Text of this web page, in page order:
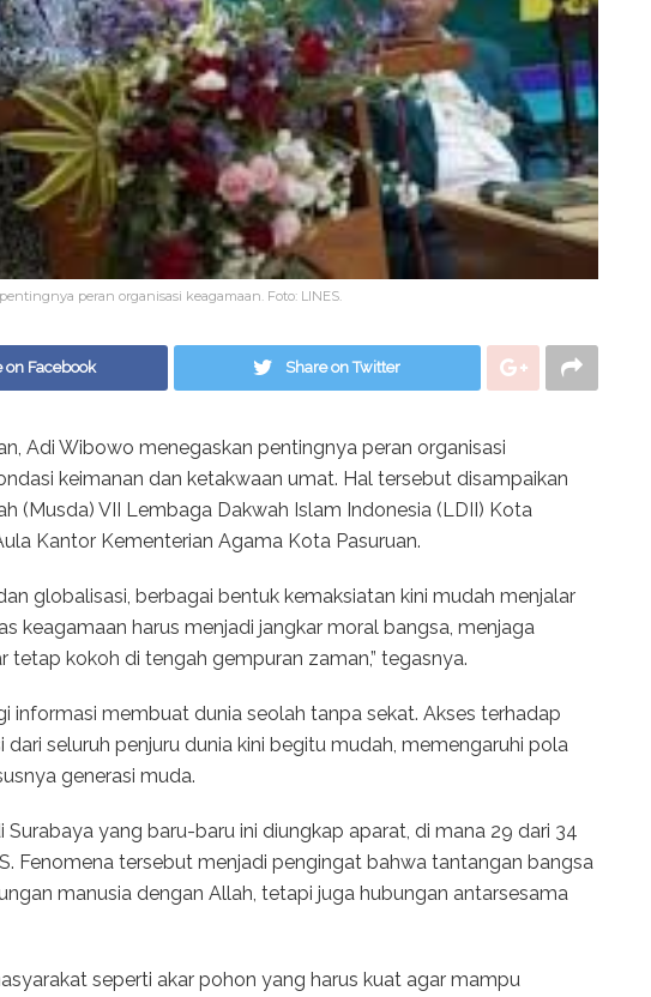
peran organisasi keagamaan. Foto: LINES.
on Facebook Share on Twitter
Adi Wibowo menegaskan pentingnya peran organisasi
keimanan dan ketakwaan umat. Hal tersebut disampaikan
(Musda) VII Lembaga Dakwah Islam Indonesia (LDII) Kota
Kantor Kementerian Agama Kota Pasuruan.
globalisasi, berbagai bentuk kemaksiatan kini mudah menjalar
keagamaan harus menjadi jangkar moral bangsa, menjaga
tetap kokoh di tengah gempuran zaman,” tegasnya.
informasi membuat dunia seolah tanpa sekat. Akses terhadap
seluruh penjuru dunia kini begitu mudah, memengaruhi pola
generasi muda.
yang baru-baru ini diungkap aparat, di mana 29 dari 34
Fenomena tersebut menjadi pengingat bahwa tantangan bangsa
manusia dengan Allah, tetapi juga hubungan antarsesama
seperti akar pohon yang harus kuat agar mampu